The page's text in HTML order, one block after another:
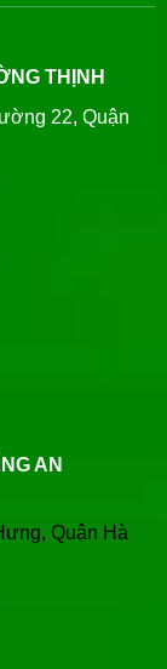
THỊNH
22, Quận
AN
Quận Hà